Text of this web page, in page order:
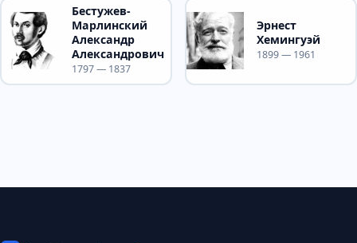
Бестужев-
Марлинский
Александр
Александрович
1797 — 1837
Эрнест
Хемингуэй
1899 — 1961